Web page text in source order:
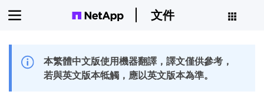
文件
本繁體中文版使用機器翻譯，譯文僅供參考，
若與英文版本牴觸，應以英文版本為準。